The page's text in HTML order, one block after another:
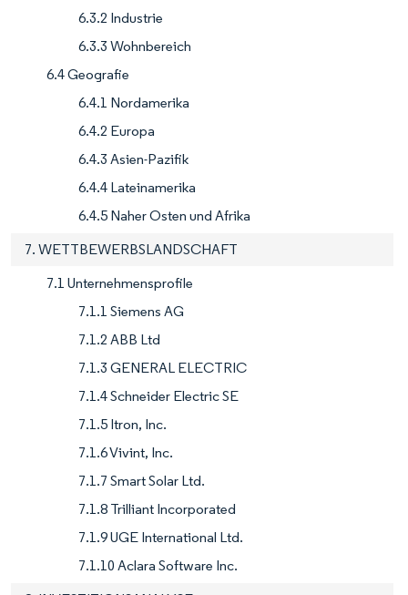
6.3.2 Industrie
6.3.3 Wohnbereich
6.4 Geografie
6.4.1 Nordamerika
6.4.2 Europa
6.4.3 Asien-Pazifik
6.4.4 Lateinamerika
6.4.5 Naher Osten und Afrika
7. WETTBEWERBSLANDSCHAFT
7.1 Unternehmensprofile
7.1.1 Siemens AG
7.1.2 ABB Ltd
7.1.3 GENERAL ELECTRIC
7.1.4 Schneider Electric SE
7.1.5 Itron, Inc.
7.1.6 Vivint, Inc.
7.1.7 Smart Solar Ltd.
7.1.8 Trilliant Incorporated
7.1.9 UGE International Ltd.
7.1.10 Aclara Software Inc.